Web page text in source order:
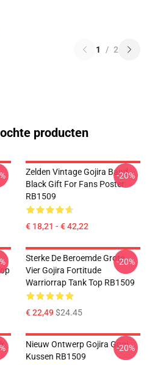
1 / 2
producten
Zelden Vintage Gojira Band
Black Gift For Fans Poster
RB1509
€ 18,21 - € 42,22
-20%
Sterke De Beroemde Grote
Vier Gojira Fortitude
Warriorrap Tank Top RB1509
€ 22,49$24.45
-20%
Nieuw Ontwerp Gojira Gooi
Kussen RB1509
-20%